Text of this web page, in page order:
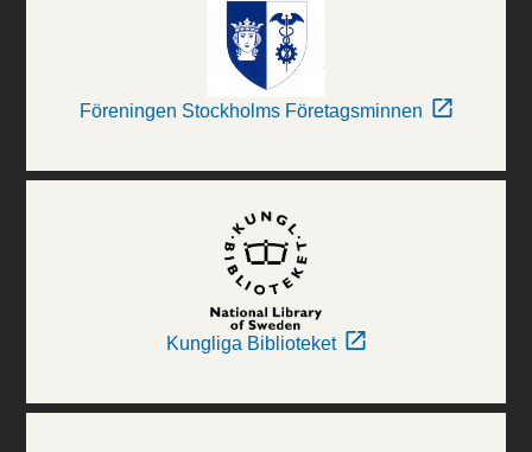
Föreningen Stockholms Företagsminnen
Kungliga Biblioteket